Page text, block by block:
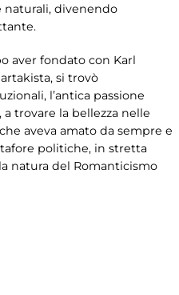
naturali, divenendo
aver fondato con Karl
si trovò
l’antica passione
a trovare la bellezza nelle
aveva amato da sempre e
politiche, in stretta
natura del Romanticismo